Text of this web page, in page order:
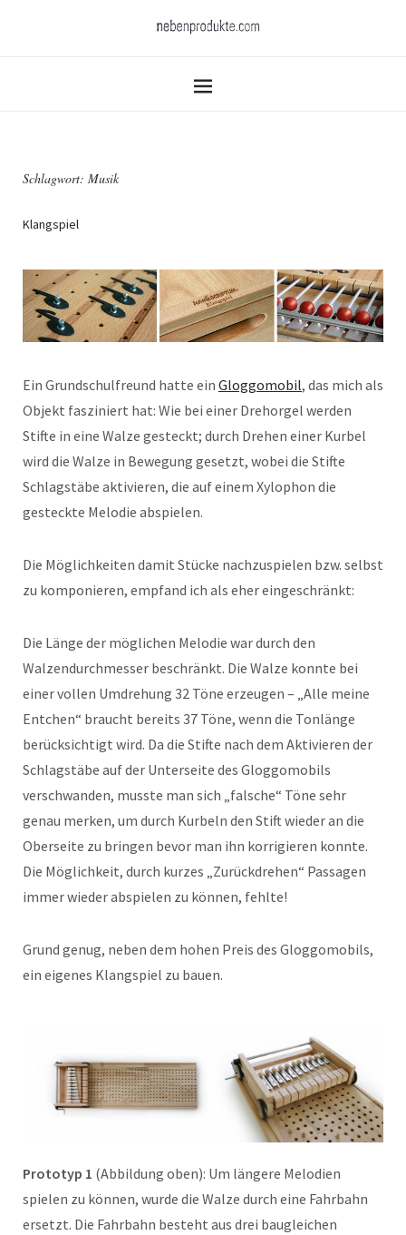
Schlagwort: Musik
Klangspiel
Ein Grundschulfreund hatte ein Gloggomobil, das mich als
Objekt fasziniert hat: Wie bei einer Drehorgel werden
Stifte in eine Walze gesteckt; durch Drehen einer Kurbel
wird die Walze in Bewegung gesetzt, wobei die Stifte
Schlagstäbe aktivieren, die auf einem Xylophon die
gesteckte Melodie abspielen.
Die Möglichkeiten damit Stücke nachzuspielen bzw. selbst
zu komponieren, empfand ich als eher eingeschränkt:
Die Länge der möglichen Melodie war durch den
Walzendurchmesser beschränkt. Die Walze konnte bei
einer vollen Umdrehung 32 Töne erzeugen – „Alle meine
Entchen“ braucht bereits 37 Töne, wenn die Tonlänge
berücksichtigt wird. Da die Stifte nach dem Aktivieren der
Schlagstäbe auf der Unterseite des Gloggomobils
verschwanden, musste man sich „falsche“ Töne sehr
genau merken, um durch Kurbeln den Stift wieder an die
Oberseite zu bringen bevor man ihn korrigieren konnte.
Die Möglichkeit, durch kurzes „Zurückdrehen“ Passagen
immer wieder abspielen zu können, fehlte!
Grund genug, neben dem hohen Preis des Gloggomobils,
ein eigenes Klangspiel zu bauen.
Prototyp 1 (Abbildung oben): Um längere Melodien
spielen zu können, wurde die Walze durch eine Fahrbahn
ersetzt. Die Fahrbahn besteht aus drei baugleichen